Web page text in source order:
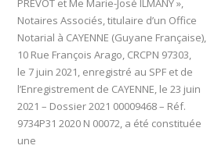
PREVOT et Me Marie-José ILMANY »,
Notaires Associés, titulaire d’un Office
Notarial à CAYENNE (Guyane Française),
10 Rue François Arago, CRCPN 97303,
le 7 juin 2021, enregistré au SPF et de
l’Enregistrement de CAYENNE, le 23 juin
2021 – Dossier 2021 00009468 – Réf.
9734P31 2020 N 00072, a été constituée
une